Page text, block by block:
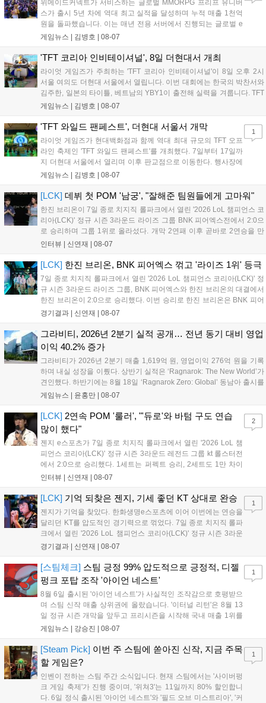
위메이드커넥트가 서비스하는 글로벌 MMORPG 프리프 유니버
스가 출시 5년 차에 역대 최고 실적을 달성하며 누적 매출 1천억
원을 돌파했습니다. 이는 매년 전용 서버에서 진행되는 글로벌 e
스포츠 대회 FWC의 영향이 큽니다. FWC는 이용자가 동일한 조
은 전년 대비 매출과 이용자 지표가 대폭 상승하는 성과를 냈습니
다. 오는 10월 필리핀 마닐라에서 총상금 11만 달러 규모의 제4회
FWC 그랜드 파이널이 개최될 예정이며, 위메이드커넥트는 이를
통해 커뮤니티 중심의 장기 성장 모델을 지속할 방침입니다....
게임뉴스 | 김병호 08-07
'TFT 코리아 인비테이셔널', 8일 더현대서 개최
라이엇 게임즈가 주최하는 'TFT 코리아 인비테이셔널'이 8일 오후 2시
서울 여의도 더현대 서울에서 열립니다. 이번 대회에는 한국의 박찬서와
김주한, 일본의 타이틀, 베트남의 YBY1이 출전해 실력을 겨룹니다. TFT
는 소속팀 없이 개인 자격으로 참가하는 독특한 대회 구조를 가지며, 누
17일까지 이어지는 이번 행사는 신규 세트 체험과 공연 등 다양한 즐길
거리를 제공하며, 이후 현대백화점 판교점에서도 행사가 이어질 예정입
니다. 연말에는 라스베이거스 오픈이 개최됩니다....
게임뉴스 | 김병호 08-07
'TFT 와일드 팬페스트', 더현대 서울서 개막
라이엇 게임즈가 현대백화점과 함께 역대 최대 규모의 TFT 오프
라인 축제인 'TFT 와일드 팬페스트'를 개최했다. 7일부터 17일까
지 더현대 서울에서 열리며 이후 판교점으로 이동한다. 행사장에
는 체험, 스페셜, 무대 존이 마련됐으며 8일 오후 2시 인비테이셔
연 등 다채로운 일정이 준비되어 있다. 사전 예약은 조기 마감될
만큼 큰 인기를 끌고 있다....
게임뉴스 | 김병호 08-07
1
[LCK] 데뷔 첫 POM '남궁', "잘해준 팀원들에게 고마워"
한진 브리온이 7일 종로 치지직 롤파크에서 열린 '2026 LoL 챔피언스 코
리아(LCK)' 정규 시즌 3라운드 라이즈 그룹 BNK 피어엑스전에서 2:0으
로 승리하며 그룹 1위로 올라섰다. 개막 2연패 이후 곧바로 2연승을 만
들어내면서 이어질 4라운드에 대한 기대감을 올렸다. 다음은 이날 데뷔
인터뷰 | 신연재 08-07
[LCK] 한진 브리온, BNK 피어엑스 꺾고 '라이즈 1위' 등극
7일 종로 치지직 롤파크에서 열린 '2026 LoL 챔피언스 코리아(LCK)' 정
규 시즌 3라운드 라이즈 그룹, BNK 피어엑스와 한진 브리온의 대결에서
한진 브리온이 2:0으로 승리했다. 이번 승리로 한진 브리온은 BNK 피어
엑스를 제치고 라이즈 그룹 1위로 올라섰다. 1세트, 한진 브리온이 '로머'
경기결과 | 신연재 08-07
그라비티, 2026년 2분기 실적 공개… 전년 동기 대비 영업
이익 40.2% 증가
그라비티가 2026년 2분기 매출 1,619억 원, 영업이익 276억 원을 기록
하며 내실 성장을 이뤘다. 상반기 실적은 ‘Ragnarok: The New World’가
견인했다. 하반기에는 8월 18일 ‘Ragnarok Zero: Global’ 동남아 출시를
시작으로 9월 3일 ‘달려라 헤베레케 EX’, 9월 22일 ‘갈바테인’ 등 다양한
이’ 출시가 예정돼 있으며, 2027년에는 ‘Ragnarok 3’ 등 대작을 글로벌
출시할 계획이다. 그라비티는 조인트벤처 설립과 라그나로크 에코 시스
템 구축을 통해 신성장 동력을 확보할 방침이다....
게임뉴스 | 윤홍만 08-07
[LCK] 2연속 POM '룰러', "'듀로'와 바텀 구도 연습
많이 했다"
젠지 e스포츠가 7일 종로 치지직 롤파크에서 열린 '2026 LoL 챔
피언스 코리아(LCK)' 정규 시즌 3라운드 레전드 그룹 kt 롤스터전
에서 2:0으로 승리했다. 1세트는 퍼펙트 승리, 2세트도 1만 차이
를 벌리며 25분 만에 승리하면서 말 그대로 압도적인 경기력을 선
하며 POM에 선정됐...
인터뷰 | 신연재 08-07
2
[LCK] 기억 되찾은 젠지, 기세 좋던 KT 상대로 완승
젠지가 기억을 찾았다. 한화생명e스포츠에 이어 이번에는 연승을
달리던 KT를 압도적인 경기력으로 꺾었다. 7일 종로 치지직 롤파
크에서 열린 '2026 LoL 챔피언스 코리아(LCK)' 정규 시즌 3라운
드 레전드 그룹, kt 롤스터와 젠지 e스포츠의 대결에서 젠지가 압
기억을 되찾기라도 한 듯 1,...
경기결과 | 신연재 08-07
1
[스팀체크] 스팀 긍정 99% 압도적으로 긍정적, 디젤
펑크 포탑 조작 '아이언 네스트'
8월 6일 출시된 '아이언 네스트'가 사실적인 조작감으로 호평받으
며 스팀 신작 매출 상위권에 올랐습니다. '이터널 리턴'은 8월 13
일 정규 시즌 개막을 앞두고 프리시즌을 시작해 국내 매출 1위를
기록했습니다. 25주년을 맞은 '고스트 리콘' 시리즈는 8월 6일 쇼
'마블 투혼: 파이팅 소울즈'와 레트로 수리 시뮬레이션 '리스토
리'도 스팀에 정식 출시되었습니다....
게임뉴스 | 강승진 08-07
1
[Steam Pick] 이번 주 스팀에 쏟아진 신작, 지금 주목
할 게임은?
인벤이 전하는 스팀 주간 소식입니다. 현재 스팀에서는 '사이버펑
크 게임 축제'가 진행 중이며, '위쳐3'는 11일까지 80% 할인합니
다. 6일 정식 출시된 '아이언 네스트'와 '필드 오브 미스트리아', '커
1